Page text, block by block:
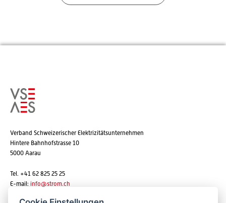
Verband Schweizerischer Elektrizitätsunternehmen
Hintere Bahnhofstrasse 10
5000 Aarau
Tel. +41 62 825 25 25
E-mail: info@strom.ch